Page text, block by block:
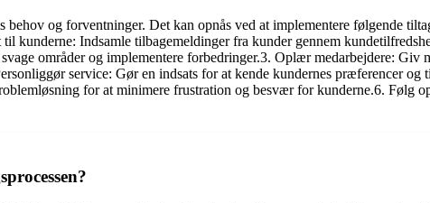
og forventninger. Det kan opnås ved at implementere følgende
kunderne: Indsamle tilbagemeldinger fra kunder gennem
områder og implementere forbedringer.3. Oplær medarbejdere: Giv
service: Gør en indsats for at kende kundernes præferencer
for at minimere frustration og besvær for kunderne.6. Følg